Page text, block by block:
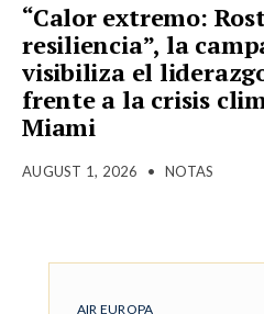
“Calor extremo:
resiliencia”, la
visibiliza el
frente a la crisis
Miami
AUGUST 1, 2026 • NOTAS
AIR EUROPA